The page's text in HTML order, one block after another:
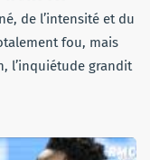
de l’intensité et du
fou, mais
l’inquiétude grandit